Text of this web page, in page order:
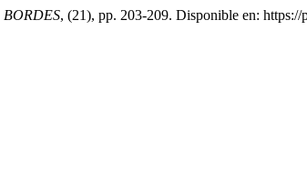
BORDES, (21), pp. 203-209. Disponible en: